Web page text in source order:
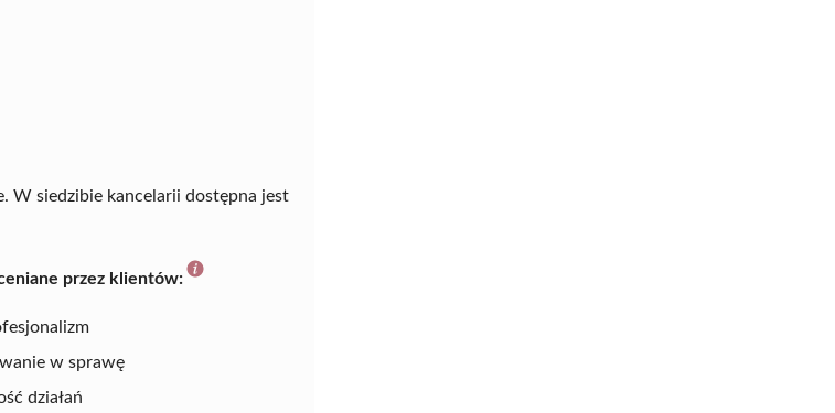
W siedzibie kancelarii dostępna jest
przez klientów:
w sprawę
działań